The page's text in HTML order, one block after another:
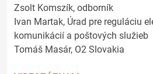
Zsolt Komszík, odborník
Ivan Martak, Úrad pre reguláciu
komunikácií a poštových služieb
Tomáš Masár, O2 Slovakia